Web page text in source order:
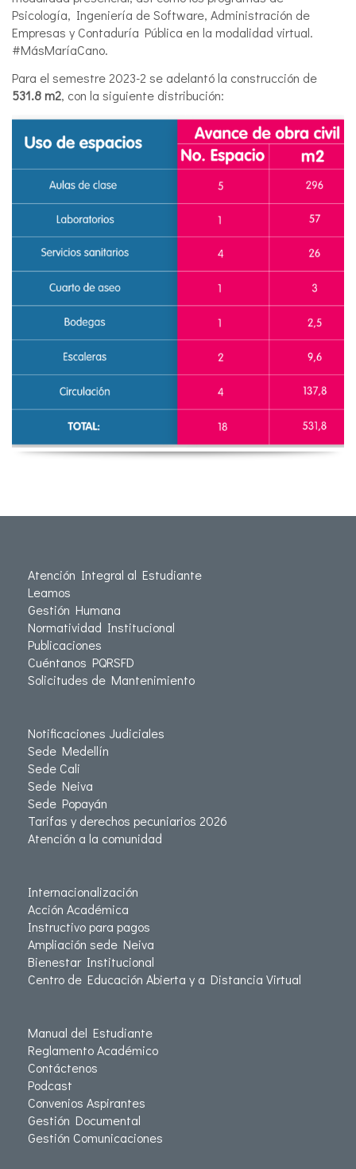
Psicología, Ingeniería de Software, Administración de
Empresas y Contaduría Pública en la modalidad virtual.
#MásMaríaCano.
Para el semestre 2023-2 se adelantó la construcción de
531.8 m2, con la siguiente distribución:
Atención Integral al Estudiante
Leamos
Gestión Humana
Normatividad Institucional
Publicaciones
Cuéntanos PQRSFD
Solicitudes de Mantenimiento
Notificaciones Judiciales
Sede Medellín
Sede Cali
Sede Neiva
Sede Popayán
Tarifas y derechos pecuniarios 2026
Atención a la comunidad
Internacionalización
Acción Académica
Instructivo para pagos
Ampliación sede Neiva
Bienestar Institucional
Centro de Educación Abierta y a Distancia Virtual
Manual del Estudiante
Reglamento Académico
Contáctenos
Podcast
Convenios Aspirantes
Gestión Documental
Gestión Comunicaciones